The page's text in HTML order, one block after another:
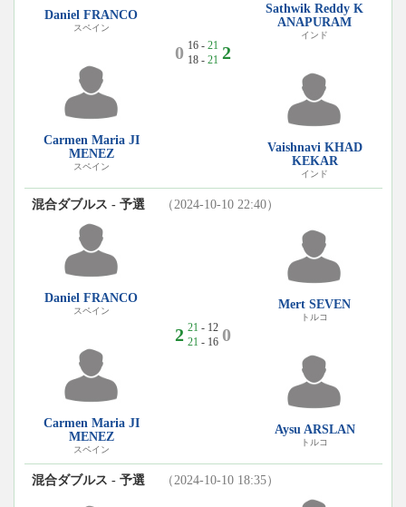
Daniel FRANCO
スペイン
Carmen Maria JI
MENEZ
スペイン
0 16 - 21
18 - 21 2
Sathwik Reddy K
ANAPURAM
インド
Vaishnavi KHAD
KEKAR
インド
混合ダブルス - 予選 （2024-10-10 22:40）
Daniel FRANCO
スペイン
Carmen Maria JI
MENEZ
スペイン
2 21 - 12
21 - 16 0
Mert SEVEN
トルコ
Aysu ARSLAN
トルコ
混合ダブルス - 予選 （2024-10-10 18:35）